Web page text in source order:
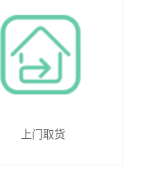
上门取货